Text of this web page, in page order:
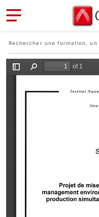
Aller au contenu principal